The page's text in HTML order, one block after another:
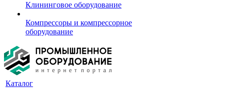
Клининговое оборудование
Компрессоры и компрессорное
оборудование
Каталог